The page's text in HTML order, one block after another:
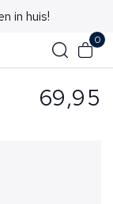
in huis!
0
69,95